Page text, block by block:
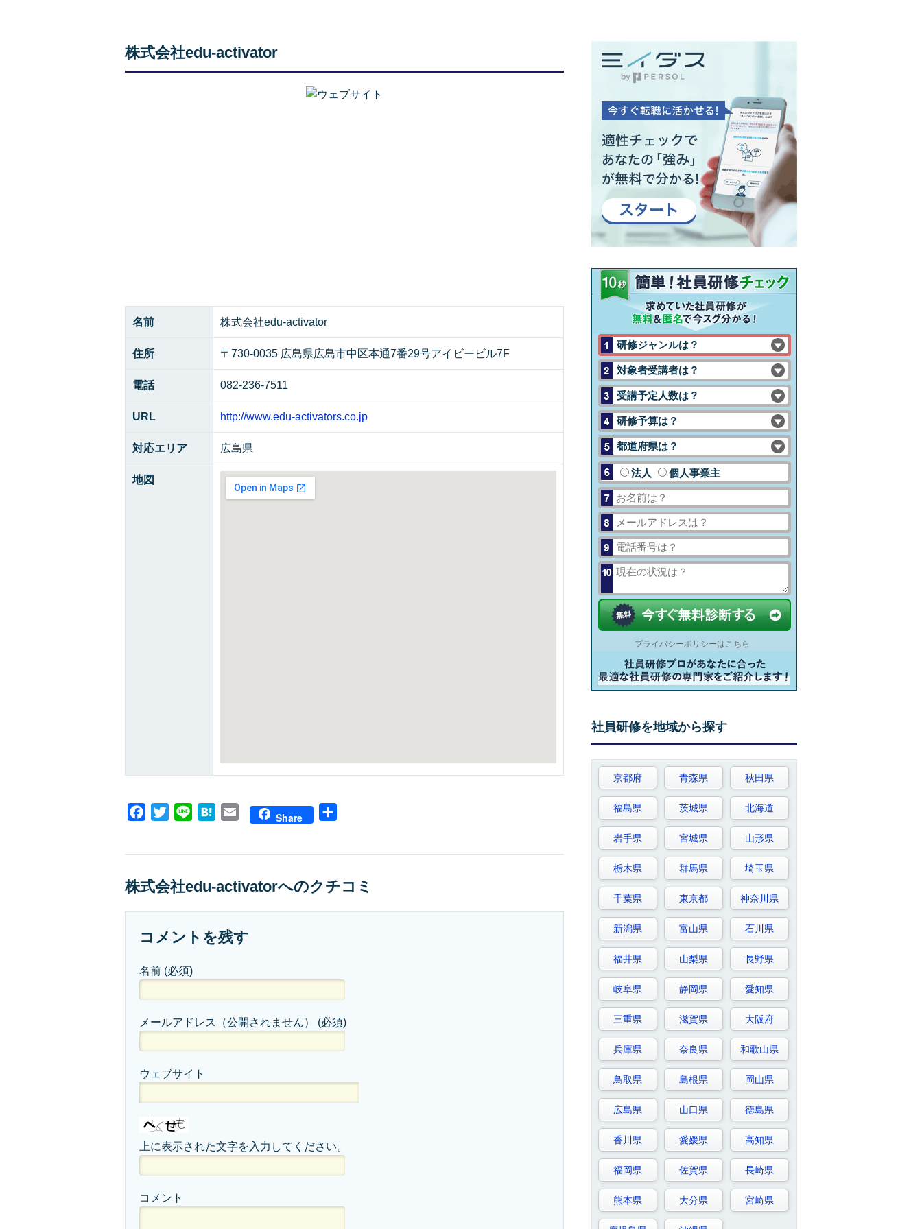
株式会社edu-activator
名前 株式会社edu-activator
住所 〒730-0035 広島県広島市中区本通7番29号アイビービル7F
電話 082-236-7511
URL http://www.edu-activators.co.jp
対応エリア 広島県
地図
Facebook
Twitter Line HatenaEmail Share
株式会社edu-activatorへのクチコミ
コメントを残す
名前 (必須)
メールアドレス（公開されません） (必須)
ウェブサイト
上に表示された文字を入力してください。
コメント
研修ジャンルは？
対象者受講者は？
受講予定人数は？
研修予算は？
都道府県は？
法人 個人事業主
プライバシーポリシーはこちら
社員研修を地域から探す
京都府 青森県 秋田県
福島県 茨城県 北海道
岩手県 宮城県 山形県
栃木県 群馬県 埼玉県
千葉県 東京都 神奈川県
新潟県 富山県 石川県
福井県 山梨県 長野県
岐阜県 静岡県 愛知県
三重県 滋賀県 大阪府
兵庫県 奈良県 和歌山県
鳥取県 島根県 岡山県
広島県 山口県 徳島県
香川県 愛媛県 高知県
福岡県 佐賀県 長崎県
熊本県 大分県 宮崎県